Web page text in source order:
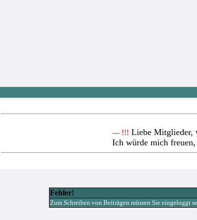
--- !!! Liebe Mitglieder,
Ich würde mich
Fehler!
Zum Schreiben von Beiträgen müssen Sie eingeloggt